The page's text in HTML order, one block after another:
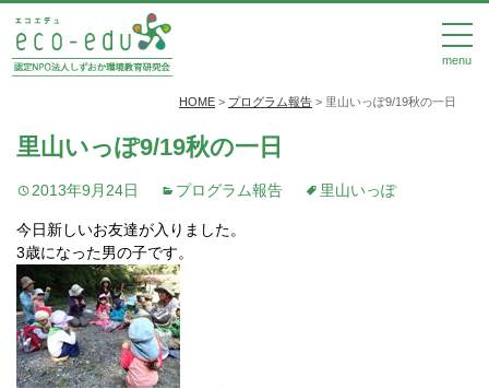
menu
HOME > プログラム報告 > 里山いっぽ9/19秋の一日
里山いっぽ9/19秋の一日
2013年9月24日 プログラム報告 里山いっぽ
今日新しいお友達が入りました。
3歳になった男の子です。